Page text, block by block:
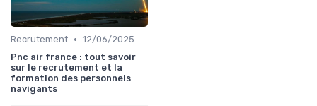
Recrutement • 12/06/2025
Pnc air france : tout savoir
sur le recrutement et la
formation des personnels
navigants